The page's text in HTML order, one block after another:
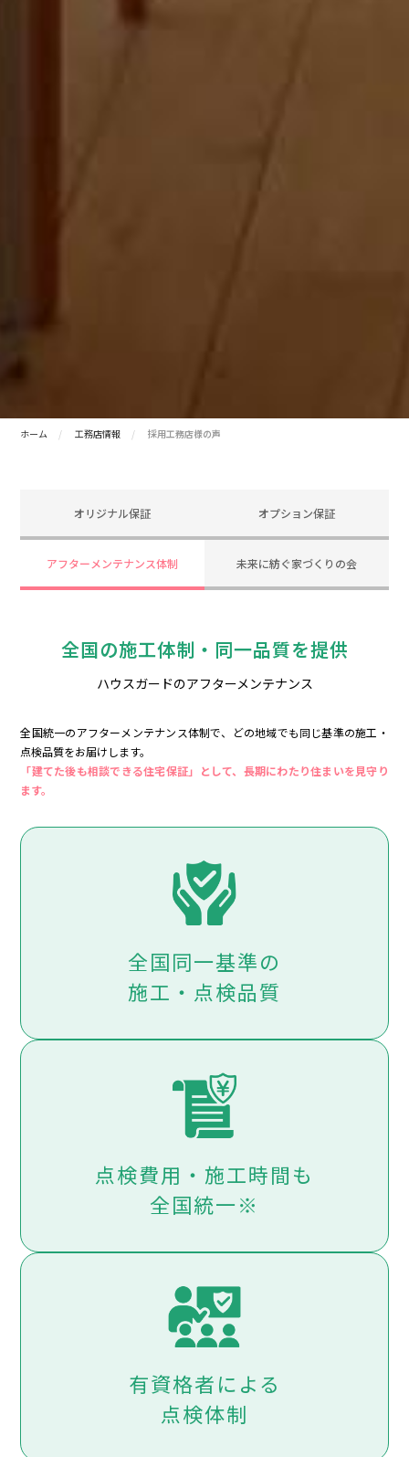
ホーム 工務店情報 採用工務店様の声
オリジナル保証 オプション保証
アフターメンテナンス体制 未来に紡ぐ家づくりの会
全国の施工体制・同一品質を提供
ハウスガードのアフターメンテナンス
全国統一のアフターメンテナンス体制で、どの地域でも同じ基準の施工・
点検品質をお届けします。
「建てた後も相談できる住宅保証」として、長期にわたり住まいを見守り
ます。
全国同一基準の
施工・点検品質
点検費用・施工時間も
全国統一※
有資格者による
点検体制